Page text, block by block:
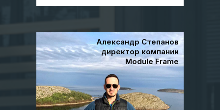
Александр Степанов
директор компании
Module Frame